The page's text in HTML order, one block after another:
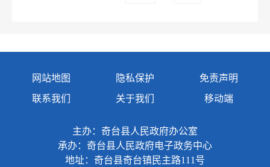
网站地图 隐私保护
免责声明
联系我们
关于我们 移动端
主办：奇台县人民政府办公室
承办：奇台县人民政府电子政务中心
地址：奇台县奇台镇民主路111号